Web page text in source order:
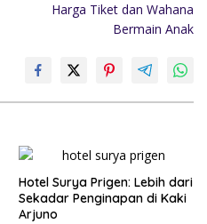
Harga Tiket dan Wahana
Bermain Anak
Hotel Surya Prigen: Lebih dari
Sekadar Penginapan di Kaki
Arjuno